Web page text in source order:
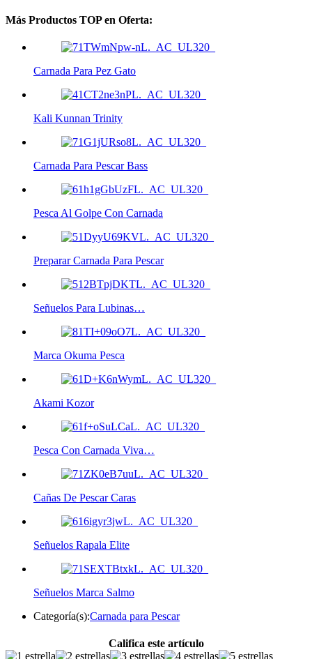
Más Productos TOP en Oferta:
Carnada Para Pez Gato
Kali Kunnan Trinity
Carnada Para Pescar Bass
Pesca Al Golpe Con Carnada
Preparar Carnada Para Pescar
Señuelos Para Lubinas…
Marca Okuma Pesca
Akami Kozor
Pesca Con Carnada Viva…
Cañas De Pescar Caras
Señuelos Rapala Elite
Señuelos Marca Salmo
Categoría(s):Carnada para Pescar
Califica este artículo